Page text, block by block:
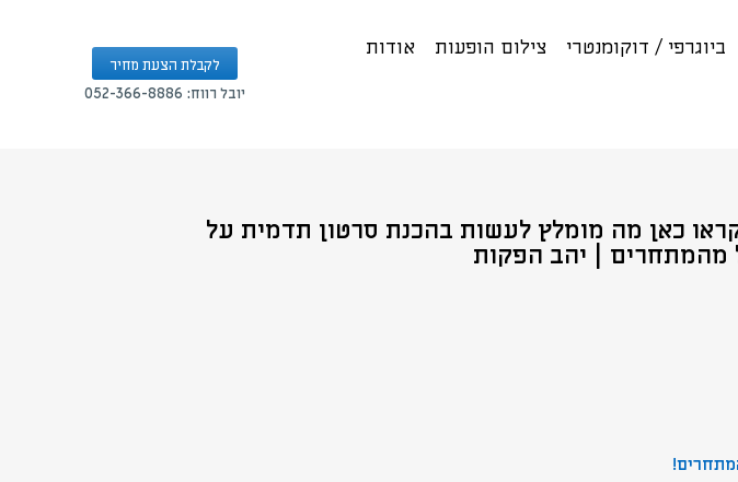
ביוגרפי / דוקומנטרי צילום הופעות אודות
לקבלת הצעת מחיר
יובל רווח: 052-366-8886
כאן מה מומלץ לעשות בהכנת סרטון תדמית על
מהמתחרים | יהב הפקות